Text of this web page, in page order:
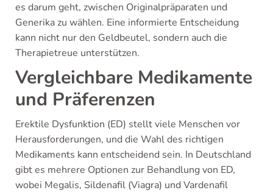
es darum geht, zwischen Originalpräparaten und
Generika zu wählen. Eine informierte Entscheidung
kann nicht nur den Geldbeutel, sondern auch die
Therapietreue unterstützen.
Vergleichbare Medikamente
und Präferenzen
Erektile Dysfunktion (ED) stellt viele Menschen vor
Herausforderungen, und die Wahl des richtigen
Medikaments kann entscheidend sein. In Deutschland
gibt es mehrere Optionen zur Behandlung von ED,
wobei Megalis, Sildenafil (Viagra) und Vardenafil